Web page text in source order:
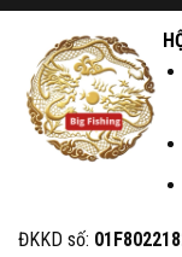
ĐKKD số: